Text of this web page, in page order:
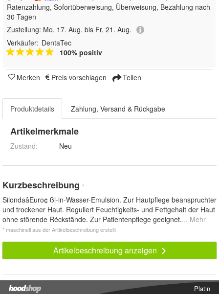
Ratenzahlung, Sofortüberweisung, Überweisung, Bezahlung nach
30 Tagen
Zustellung: Mo, 17. Aug. bis Fr, 21. Aug.
Verkäufer: DentaTec
100% positiv
Merken Preis vorschlagen Teilen
Produktdetails Zahlung, Versand & Rückgabe
Artikelmerkmale
Zustand: Neu
Kurzbeschreibung *
SilondaâEuro¢ ßl-in-Wasser-Emulsion. Zur Hautpflege beanspruchter
und trockener Haut. Reguliert Feuchtigkeits- und Fettgehalt der Haut
ohne störende Réckstände. Zur Patientenpflege geeignet.... Mehr
* maschinell aus der Artikelbeschreibung erstellt
Artikelbeschreibung anzeigen
Platin